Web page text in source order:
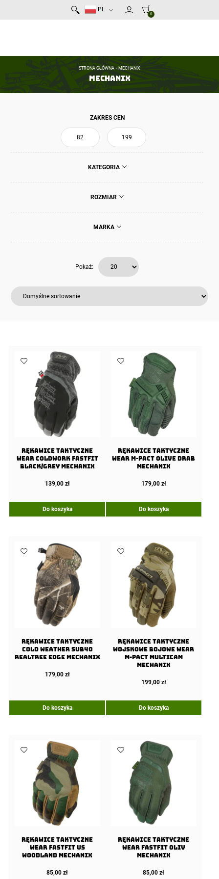
PL
0
STRONA GŁÓWNA»MECHANIX
Mechanix
ZAKRES CEN
KATEGORIA
ROZMIAR
MARKA
Pokaż:
Rękawice taktyczne
Wear ColdWork FastFit
Black/Grey Mechanix
139,00 zł
Do koszyka
Rękawice taktyczne
Wear M-Pact Olive Drab
Mechanix
179,00 zł
Do koszyka
Rękawice taktyczne
Cold Weather SUB40
Realtree Edge Mechanix
179,00 zł
Do koszyka
Rękawice taktyczne
wojskowe bojowe Wear
M-Pact Multicam
Mechanix
199,00 zł
Do koszyka
Rękawice taktyczne
Wear FastFit US
Woodland Mechanix
85,00zł
Rękawice taktyczne
Wear FastFit Oliv
Mechanix
85,00zł